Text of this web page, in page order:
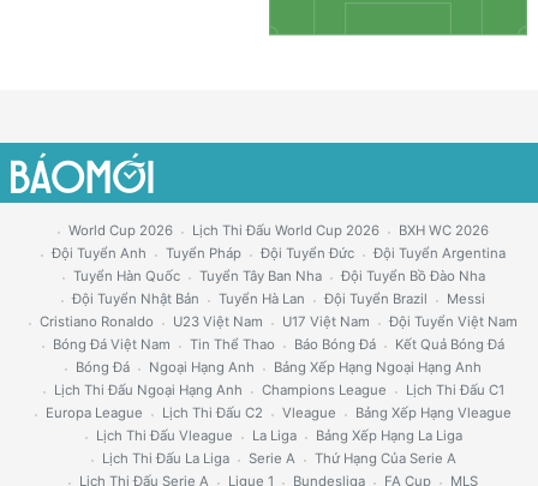
World Cup 2026 Lịch Thi Đấu World Cup 2026
BXH WC 2026
Đội Tuyển Anh
Tuyển Pháp Đội Tuyển Đức
Đội Tuyển Argentina
Tuyển Hàn Quốc
Tuyển Tây Ban Nha
Đội Tuyển Bồ Đào Nha
Đội Tuyển Nhật Bản
Tuyển Hà Lan Đội Tuyển Brazil
Messi
Cristiano Ronaldo
U23 Việt Nam U17 Việt Nam
Đội Tuyển Việt Nam
Bóng Đá Việt Nam
Tin Thể Thao Báo Bóng Đá
Kết Quả Bóng Đá
Bóng Đá
Ngoại Hạng Anh
Bảng Xếp Hạng Ngoại Hạng Anh
Lịch Thi Đấu Ngoại Hạng Anh
Champions League
Lịch Thi Đấu C1
Europa League
Lịch Thi Đấu C2 Vleague
Bảng Xếp Hạng Vleague
Lịch Thi Đấu Vleague
La Liga
Bảng Xếp Hạng La Liga
Lịch Thi Đấu La Liga
Serie A
Thứ Hạng Của Serie A
Lịch Thi Đấu Serie A
Ligue 1 Bundesliga FA Cup MLS